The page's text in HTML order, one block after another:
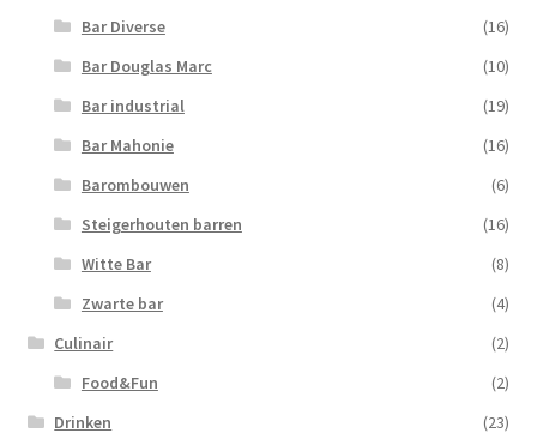
Bar Diverse
(16)
Bar Douglas Marc
(10)
Bar industrial
(19)
Bar Mahonie
(16)
Barombouwen
(6)
Steigerhouten barren
(16)
Witte Bar
(8)
Zwarte bar
(4)
Culinair
(2)
Food&Fun
(2)
Drinken
(23)